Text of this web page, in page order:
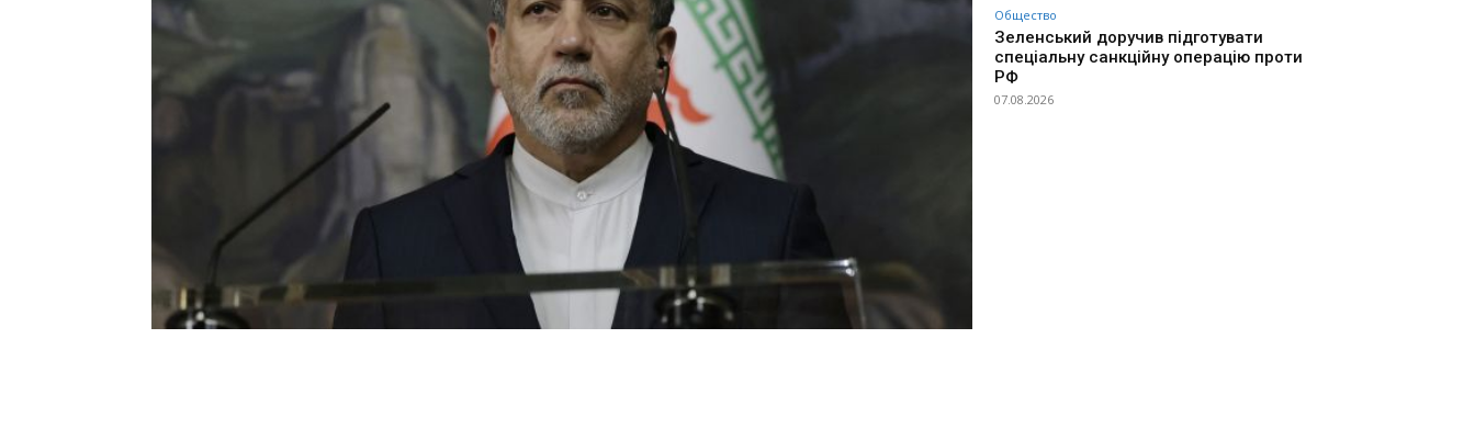
Общество
Зеленський доручив підготувати
спеціальну санкційну операцію проти
РФ
07.08.2026